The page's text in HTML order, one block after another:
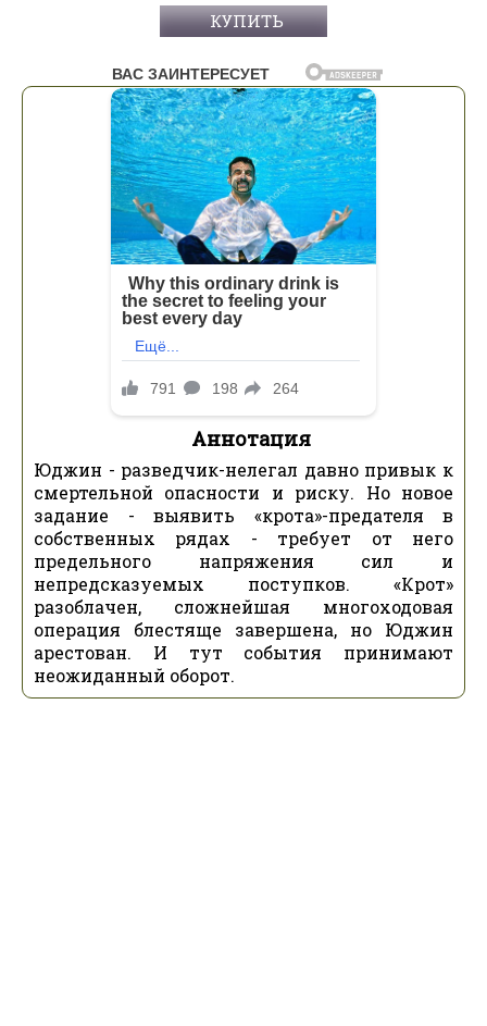
КУПИТЬ
Аннотация
Юджин - разведчик-нелегал давно привык к
смертельной опасности и риску. Но новое
задание - выявить «крота»-предателя в
собственных рядах - требует от него
предельного напряжения сил и
непредсказуемых поступков. «Крот»
разоблачен, сложнейшая многоходовая
операция блестяще завершена, но Юджин
арестован. И тут события принимают
неожиданный оборот.